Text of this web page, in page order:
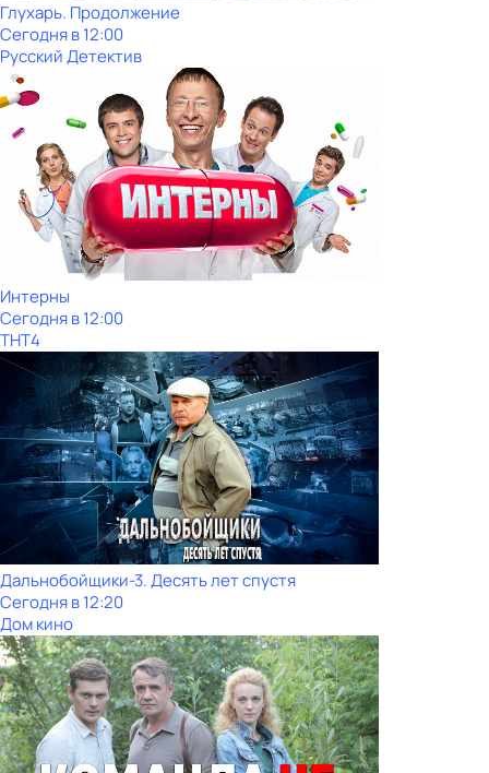
Глухарь. Продолжение
Сегодня в 12:00
Русский Детектив
Интерны
Сегодня в 12:00
ТНТ4
Дальнобойщики-3. Десять лет спустя
Сегодня в 12:20
Дом кино